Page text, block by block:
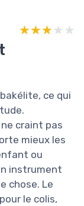
★★★★★
★★★★★
ce qui
ne craint pas
mieux les
ou
instrument
chose. Le
le colis,